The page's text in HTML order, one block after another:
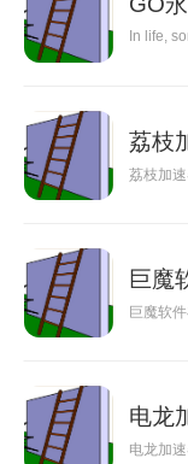
In life,
荔枝
荔枝加
巨魔
巨魔软
电龙
电龙加